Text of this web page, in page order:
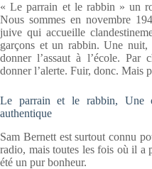
« Le parrain et le rabbin » un
Nous sommes en novembre
juive qui accueille
garçons et un rabbin. Une nuit,
donner l’assaut à l’école. Par
donner l’alerte. Fuir, donc. Mais
Le parrain et le rabbin, Une
authentique
Sam Bernett est surtout connu
radio, mais toutes les fois où il a
été un pur bonheur.